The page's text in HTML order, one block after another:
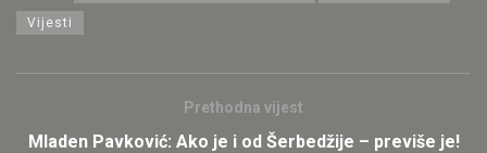
Vijesti
Prethodna vijest
Mladen Pavković: Ako je i od Šerbedžije – previše je!